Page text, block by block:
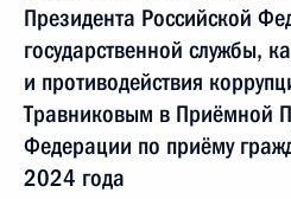
Президента Российской
государственной службы,
и противодействия
Травниковым в Приёмной
Федерации по приёму
2024 года